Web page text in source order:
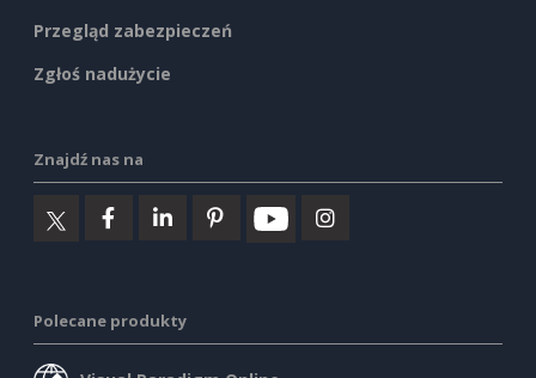
Przegląd zabezpieczeń
Zgłoś nadużycie
Znajdź nas na
Polecane produkty